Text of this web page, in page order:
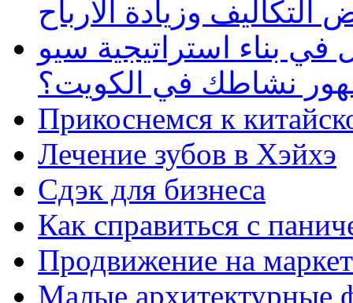
وزيادة الأرباح
بناء استراتيجية سيو
نشاطك في الكويت؟
Прикоснемся к
Лечение зубов в Хэйхэ
Сдэк для бизнеса
Как справиться с
Продвижение на
Малые архитектурные